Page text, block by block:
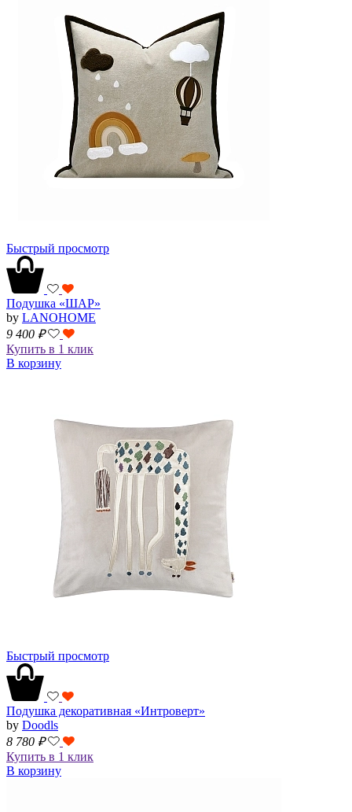
Быстрый просмотр
Подушка «ШАР»
by LANOHOME
9 400 ₽
Купить в 1 клик
В корзину
Быстрый просмотр
Подушка декоративная «Интроверт»
by Doodls
8 780 ₽
Купить в 1 клик
В корзину